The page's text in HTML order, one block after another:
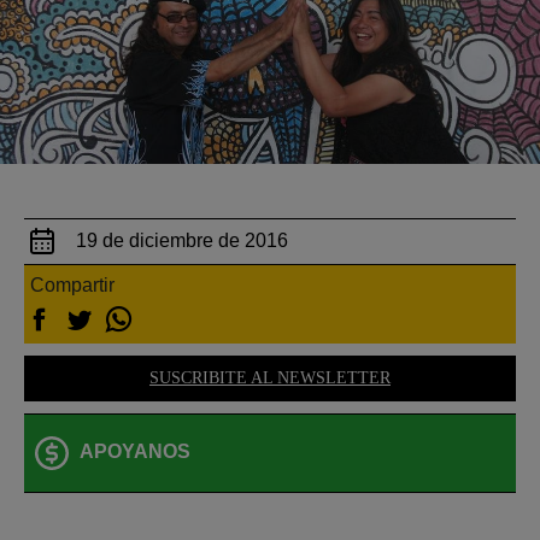
19 de diciembre de 2016
Compartir
SUSCRIBITE AL NEWSLETTER
APOYANOS